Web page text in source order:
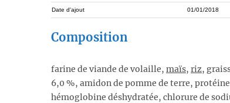
Date d'ajout 01/01/2018
Composition
farine de viande de volaille, maïs, riz,
6,0 %, amidon de pomme de terre,
hémoglobine déshydratée, chlorure de